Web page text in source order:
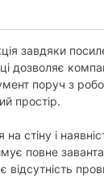
завдяки
дозволяє
поруч з
простір.
на стіну і
повне
відсутність